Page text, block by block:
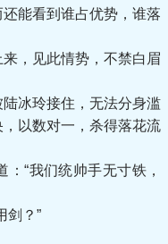
能看到谁占优势，谁落
，见此情势，不禁白眉
冰玲接住，无法分身滥
以数对一，杀得落花流
“我们统帅手无寸铁，
？”